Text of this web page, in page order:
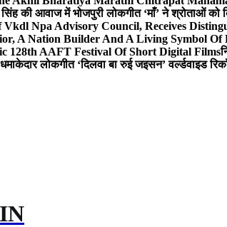
सिंह की आवाज में भोजपुरी लोकगीत ‘माँ’ ने श्रोताओं को
Npa Advisory Council, Receives
A Nation Builder And A Living Symbol Of
128th AAFT Festival Of Short Digital Films
लोकगीत ‘दिलवा बा रुई जइसन’ वर्ल्डवाइड